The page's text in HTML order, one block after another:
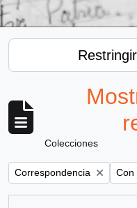
Colecciones
Remove filter:
Correspondencia Con